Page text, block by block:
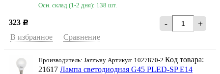
Осн. склад (1-2 дня): 138 шт.
323 Р - +
В избранное Сравнение
Производитель: Jazzway Артикул: 1027870-2 Код товара:
21617 Лампа светодиодная G45 PLED-SP Е14